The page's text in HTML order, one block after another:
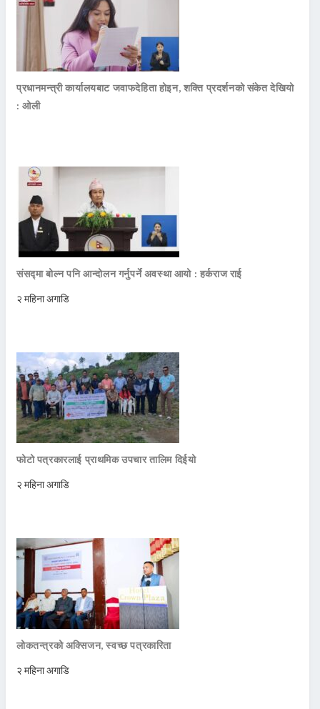
प्रधानमन्त्री कार्यालयबाट जवाफदेहिता होइन, शक्ति प्रदर्शनको संकेत देखियो
: ओली
संसद्मा बोल्न पनि आन्दोलन गर्नुपर्ने अवस्था आयो : हर्कराज राई
२ महिना अगाडि
फोटो पत्रकारलाई प्राथमिक उपचार तालिम दिईयो
२ महिना अगाडि
लोकतन्त्रको अक्सिजन, स्वच्छ पत्रकारिता
२ महिना अगाडि